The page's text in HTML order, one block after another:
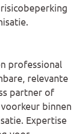
professional
relevante
partner of
binnen
Expertise